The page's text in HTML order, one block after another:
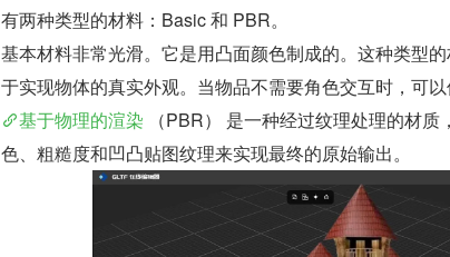
有两种类型的材料：Basic 和 PBR。
基本材料非常光滑。它是用凸面颜色制成的。这种类型
于实现物体的真实外观。当物品不需要角色交互时，可以
基于物理的渲染 （PBR） 是一种经过纹理处理的材
色、粗糙度和凹凸贴图纹理来实现最终的原始输出。